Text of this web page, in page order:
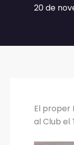
20 de
El proper
al Club el